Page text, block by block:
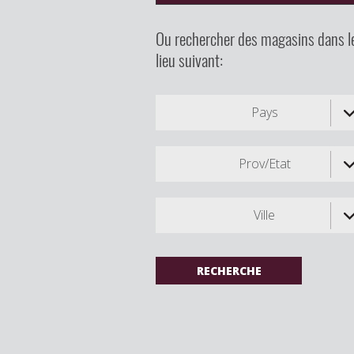
Ou rechercher des magasins dans
lieu suivant:
Pays
Prov/Etat
Ville